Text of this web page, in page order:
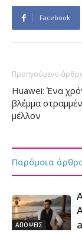
Facebook
Προηγούμενο
Huawei: Ένα
βλέμμα
μέλλον
Παρόμοια
ΑΠΟΨΕΙΣ